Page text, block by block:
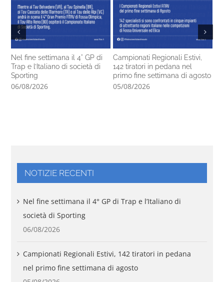
Nel fine settimana il 4° GP di
Trap e l’Italiano di società di
Sporting
06/08/2026
Campionati Regionali Estivi,
142 tiratori in pedana nel
primo fine settimana di agosto
05/08/2026
NOTIZIE RECENTI
Nel fine settimana il 4° GP di Trap e l’Italiano di
società di Sporting
06/08/2026
Campionati Regionali Estivi, 142 tiratori in pedana
nel primo fine settimana di agosto